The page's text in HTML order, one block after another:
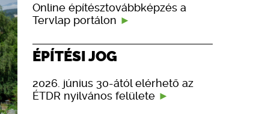
Online építésztovábbképzés a
Tervlap portálon
ÉPÍTÉSI JOG
2026. június 30-ától elérhető az
ÉTDR nyilvános felülete